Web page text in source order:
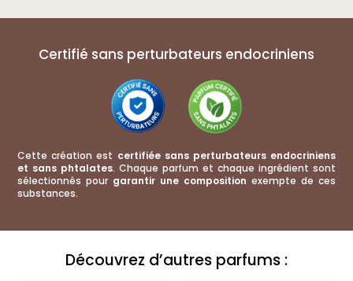
Certifié sans perturbateurs endocriniens
Cette création est certifiée sans perturbateurs endocriniens
et sans phtalates. Chaque parfum et chaque ingrédient sont
sélectionnés pour garantir une composition exempte de ces
substances.
Découvrez d’autres parfums :